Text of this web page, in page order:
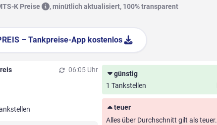
K Preise ,minütlich aktualisiert, 100% transparent
– Tankpreise-App kostenlos
06:05 Uhr
günstig
1 Tankstellen
teuer
Alles über Durchschnitt gilt als teuer.